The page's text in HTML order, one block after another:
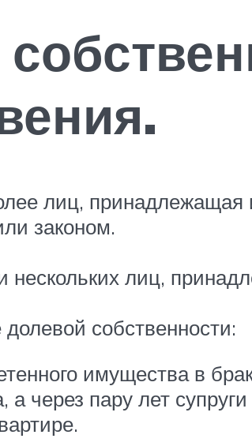
лиц, принадлежащая
законом.
лиц,
собственности:
имущества в
через пару лет